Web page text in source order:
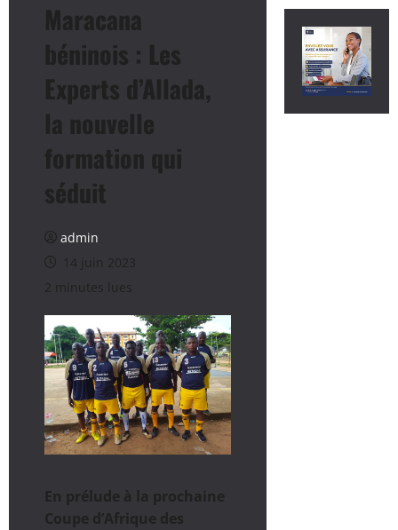
Maracana
béninois : Les
Experts d’Allada,
la nouvelle
formation qui
séduit
admin
14 juin 2023
2 minutes lues
En prélude à la prochaine
Coupe d’Afrique des